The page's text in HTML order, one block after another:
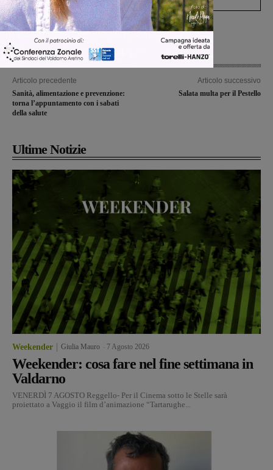
Articolo precedente
Sanità, alimentazione e prevenzione:
torna l’appuntamento con i sabati
della salute
Articolo successivo
Salata multa per il Pestello
Ultime Notizie
Weekender Giulia Mauro 7 Agosto 2026
Weekender: cosa fare nel fine settimana in
Valdarno
VENERDÌ 7 AGOSTO Reggello- Per il Cinema sotto le Stelle sarà
proiettato a Vaggio il film d’animazione “Tartarughe...